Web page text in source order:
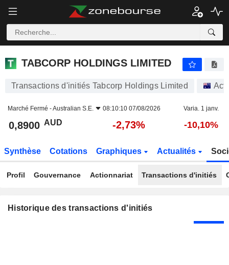
TABCORP HOLDINGS LIMITED
TABCORP HOLDINGS LIMITED
Transactions d'initiés Tabcorp Holdings Limited
Marché Fermé -Australian S.E. 08:10:10 07/08/2026 Varia. 1 janv.
0,8900 AUD -2,73% -10,10%
Synthèse Cotations Graphiques Actualités
Profil Gouvernance Actionnariat Transactions d'initiés
Historique des transactions d'initiés